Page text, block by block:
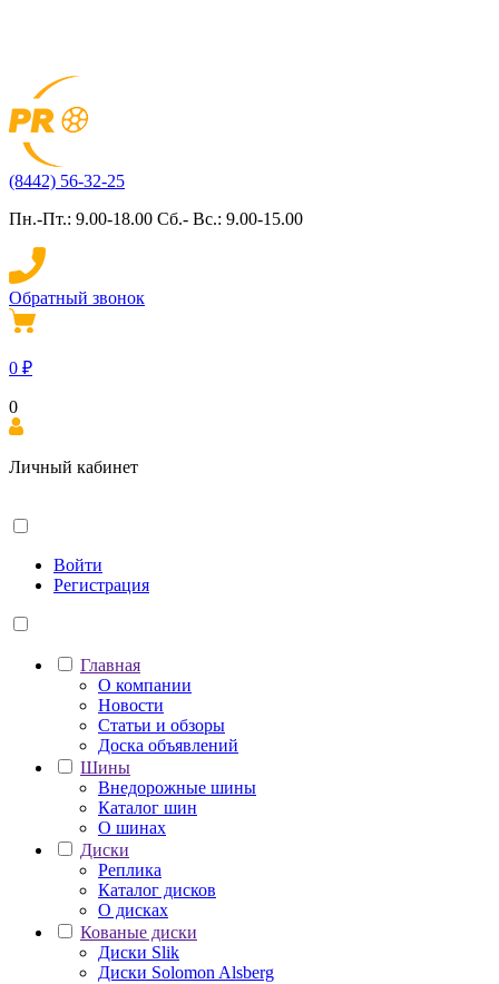
(8442) 56-32-25
Пн.-Пт.: 9.00-18.00 Сб.- Вс.: 9.00-15.00
Обратный звонок
0 ₽
0
Личный кабинет
Войти
Регистрация
Главная
О компании
Новости
Статьи и обзоры
Доска объявлений
Шины
Внедорожные шины
Каталог шин
О шинах
Диски
Реплика
Каталог дисков
О дисках
Кованые диски
Диски Slik
Диски Solomon Alsberg